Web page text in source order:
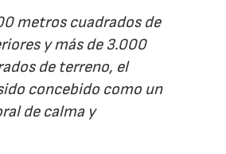
metros cuadrados de
y más de 3.000
de terreno, el
concebido como un
de calma y